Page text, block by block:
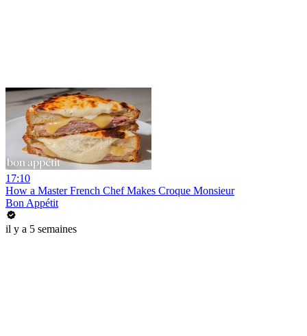
17:10
How a Master French Chef Makes Croque Monsieur
Bon Appétit
il y a 5 semaines